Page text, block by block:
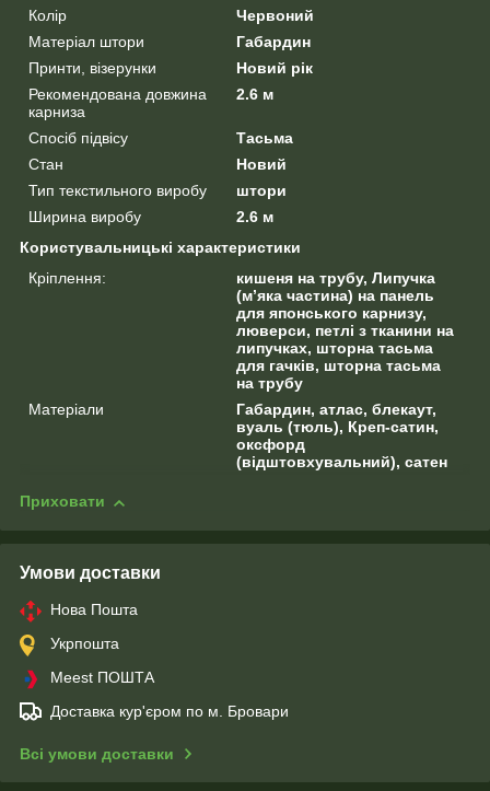
Колір
Червоний
Матеріал штори
Габардин
Принти, візерунки
Новий рік
Рекомендована довжина
карниза
2.6 м
Спосіб підвісу
Тасьма
Стан
Новий
Тип текстильного виробу
штори
Ширина виробу
2.6 м
Користувальницькі характеристики
Кріплення:
кишеня на трубу, Липучка
(м’яка частина) на панель
для японського карнизу,
люверси, петлі з тканини на
липучках, шторна тасьма
для гачків, шторна тасьма
на трубу
Матеріали
Габардин, атлас, блекаут,
вуаль (тюль), Креп-сатин,
оксфорд
(відштовхувальний), сатен
Приховати
Умови доставки
Нова Пошта
Укрпошта
Meest ПОШТА
Доставка кур'єром по м. Бровари
Всі умови доставки